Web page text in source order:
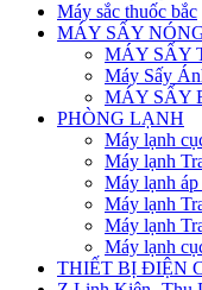
Máy sắc thuốc bắc
MÁY SẤY
MÁY SẤY
Máy Sấy
MÁY SẤY
PHÒNG LẠNH
Máy lạnh
Máy lạnh
Máy lạnh
Máy lạnh
Máy lạnh
Máy lạnh
THIẾT BỊ ĐIỆN